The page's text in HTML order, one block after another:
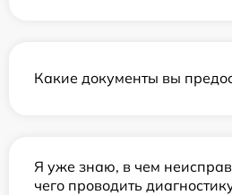
Какие документы вы
Я уже знаю, в чем
чего проводить